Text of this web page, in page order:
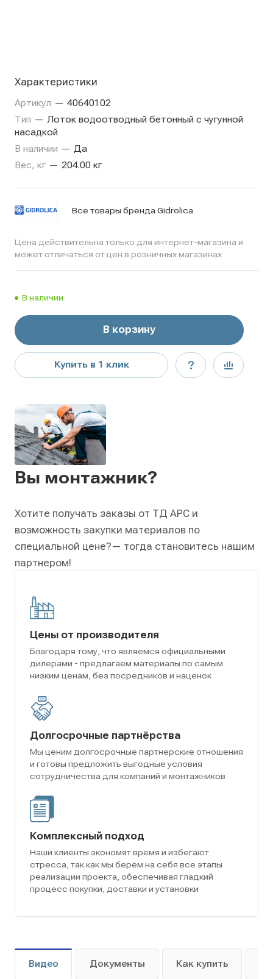
Характеристики
Артикул — 40640102
Тип — Лоток водоотводный бетонный с чугунной
насадкой
В наличии — Да
Вес, кг — 204.00 кг
Все товары бренда Gidrolica
Цена действительна только для интернет-магазина и
может отличаться от цен в розничных магазинах
В наличии
В корзину
Купить в 1 клик
Вы монтажник?
Хотите получать заказы от ТД АРС и
возможность закупки материалов по
специальной цене?— тогда становитесь нашим
партнером!
Цены от производителя
Благодаря тому, что являемся официальными
дилерами - предлагаем материалы по самым
низким ценам, без посредников и наценок
Долгосрочные партнёрства
Мы ценим долгосрочные партнерские отношения
и готовы предложить выгодные условия
сотрудничества для компаний и монтажников
Комплексный подход
Наши клиенты экономят время и избегают
стресса, так как мы берём на себя все этапы
реализации проекта, обеспечивая гладкий
процесс покупки, доставки и установки
Видео Документы Как купить